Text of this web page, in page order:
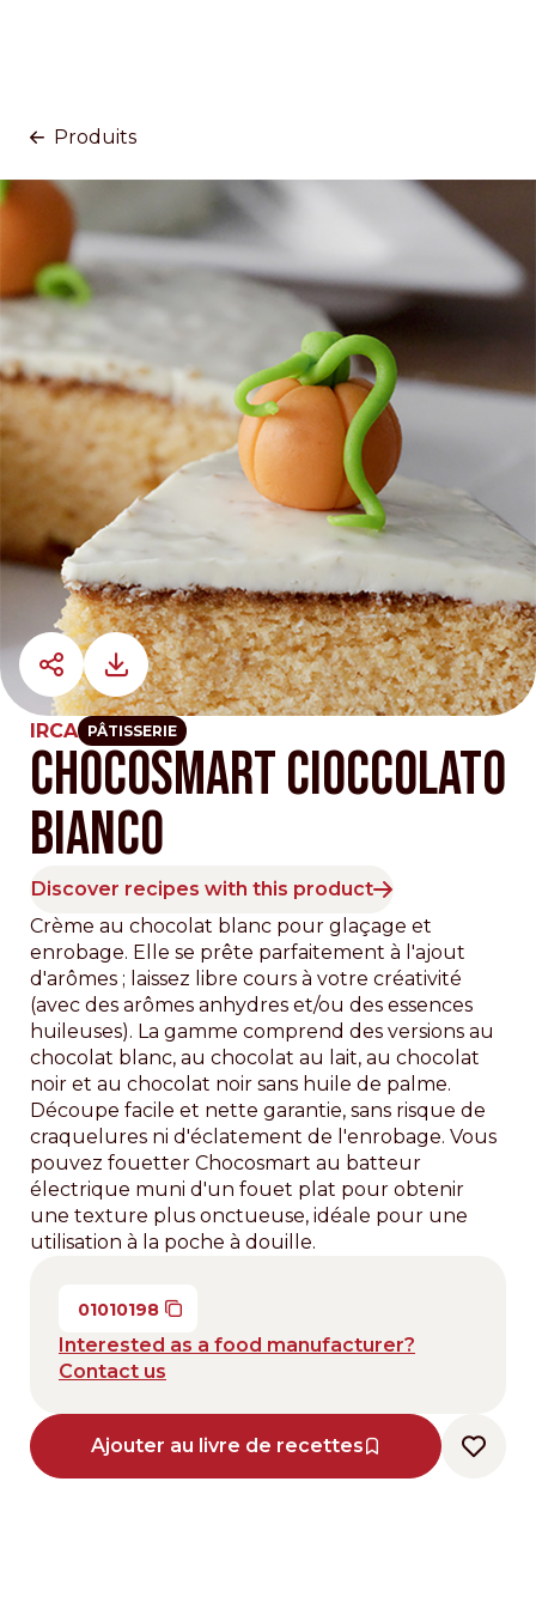
Produits
IRCA PÂTISSERIE
CHOCOSMART CIOCCOLATO
BIANCO
Discover recipes with this product
Crème au chocolat blanc pour glaçage et
enrobage. Elle se prête parfaitement à l'ajout
d'arômes ; laissez libre cours à votre créativité
(avec des arômes anhydres et/ou des essences
huileuses). La gamme comprend des versions au
chocolat blanc, au chocolat au lait, au chocolat
noir et au chocolat noir sans huile de palme.
Découpe facile et nette garantie, sans risque de
craquelures ni d'éclatement de l'enrobage. Vous
pouvez fouetter Chocosmart au batteur
électrique muni d'un fouet plat pour obtenir
une texture plus onctueuse, idéale pour une
utilisation à la poche à douille.
01010198
Interested as a food manufacturer?
Contact us
Ajouter au livre de recettes